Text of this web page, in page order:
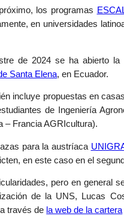
los programas
en universidades
de 2024 se ha abierto
Santa Elena, en Ecuador.
incluye propuestas en
de Ingeniería
– Francia AGRIcultura).
para la austríaca
en este caso en el
pero en general
de la UNS, Lucas
través de la web de la cartera